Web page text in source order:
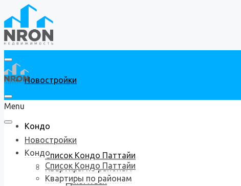
Новостройки
Кондо
Список Кондо Паттайи
Квартиры по районам
Джомтьен
Menu
Новостройки
Кондо
Список Кондо Паттайи
Квартиры по районам